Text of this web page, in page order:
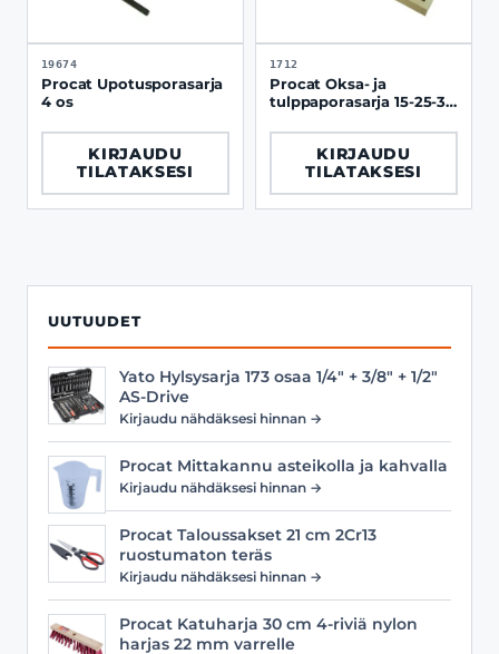
UUTUUDET
Yato Hylsysarja 173 osaa 1/4" + 3/8" + 1/2"
AS-Drive
Kirjaudu nähdäksesi hinnan →
Procat Mittakannu asteikolla ja kahvalla
Kirjaudu nähdäksesi hinnan →
Procat Taloussakset 21 cm 2Cr13
ruostumaton teräs
Kirjaudu nähdäksesi hinnan →
Procat Katuharja 30 cm 4-riviä nylon
harjas 22 mm varrelle
19674
Procat Upotusporasarja
4 os
KIRJAUDU
TILATAKSESI
1712
Procat Oksa- ja
tulppaporasarja 15-25-35
KIRJAUDU
TILATAKSESI